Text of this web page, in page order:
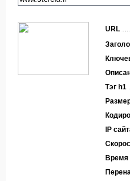
URL
Тэг h1
IP
Время